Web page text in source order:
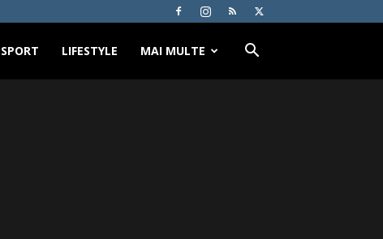
SPORT LIFESTYLE MAI MULTE